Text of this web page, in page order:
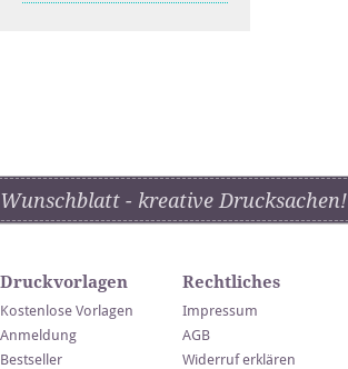
Wunschblatt - kreative Drucksachen!
Druckvorlagen
Kostenlose Vorlagen
Anmeldung
Bestseller
Rechtliches
Impressum
AGB
Widerruf erklären